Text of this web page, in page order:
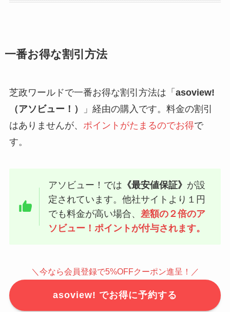
一番お得な割引方法
芝政ワールドで一番お得な割引方法は「 asoview!
（アソビュー！）
」経由の購入です。料金の割引
はありませんが、 ポイントがたまるのでお得で
す。
アソビュー！では 《最安値保証》 が設
定されています。他社サイトより１円
でも料金が高い場合、 差額の２倍のア
ソビュー！ポイントが付与されます。
＼今なら会員登録で5%OFFクーポン進呈！／
asoview! でお得に予約する